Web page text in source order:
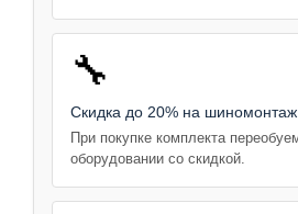
🔧
Скидка до 20% на шиномонтаж
При покупке комплекта
оборудовании со скидкой.